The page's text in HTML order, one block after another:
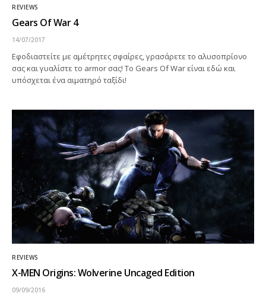
REVIEWS
Gears Of War 4
14/07/2017
Εφοδιαστείτε με αμέτρητες σφαίρες, γρασάρετε το αλυσοπρίονο
σας και γυαλίστε το armor σας! Το Gears Of War είναι εδώ και
υπόσχεται ένα αιματηρό ταξίδι!
REVIEWS
X-MEN Origins: Wolverine Uncaged Edition
09/09/2016